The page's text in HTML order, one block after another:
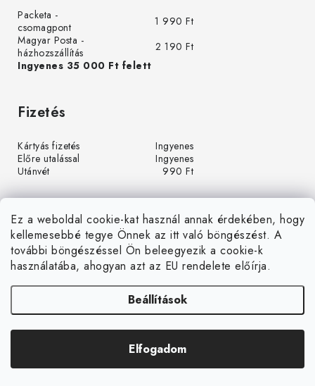
Ez a weboldal cookie-kat használ annak érdekében, hogy
kellemesebbé tegye Önnek az itt való böngészést. A
további böngészéssel Ön beleegyezik a cookie-k
használatába, ahogyan azt az EU rendelete előírja.
Beállítások
Elfogadom
Packeta -
csomagpont
1 990 Ft
Magyar Posta -
házhozszállítás
2 190 Ft
Ingyenes 35 000 Ft felett
Fizetés
Kártyás fizetés
Ingyenes
Előre utalással
Ingyenes
Utánvét
990 Ft
r
u
r
Árukereső.hu
LEDGrow.hu. Minden jog fenntartva.